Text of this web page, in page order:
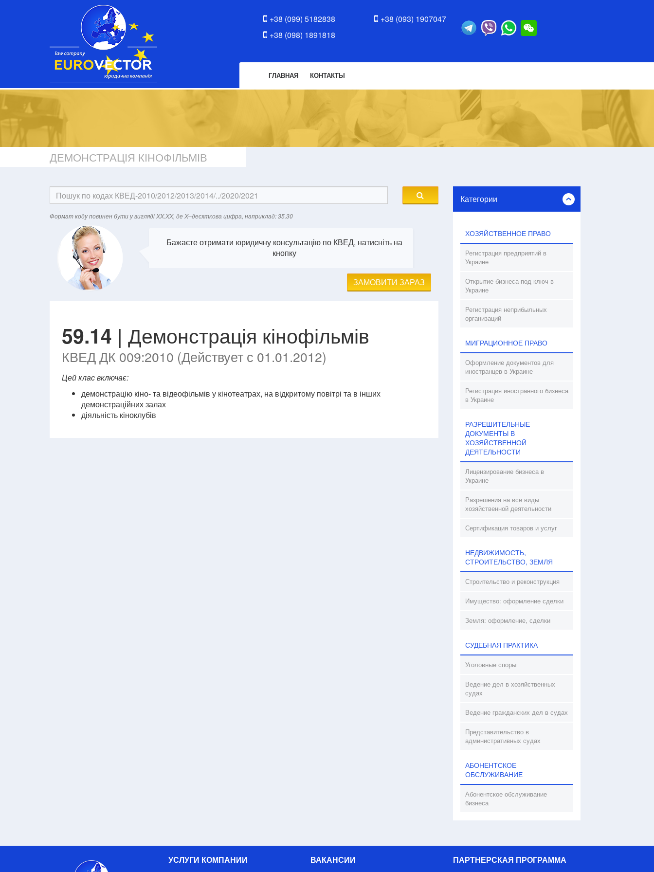
+38 (099) 5182838
+38 (098) 1891818
+38 (093) 1907047
ГЛАВНАЯ КОНТАКТЫ
ДЕМОНСТРАЦІЯ КІНОФІЛЬМІВ
Формат кодy повинен бути у вигляді XX.XX, де X–десяткова цифра, наприклад: 35.30
Бажаєте отримати юридичну консультацію по КВЕД, натисніть на
кнопку
ЗАМОВИТИ ЗАРАЗ
59.14 | Демонстрація кінофільмів
КВЕД ДК 009:2010 (Действует с 01.01.2012)
Цей клас включає:
демонстрацію кіно- та відеофільмів у кінотеатрах, на відкритому повітрі та в інших
демонстраційних залах
діяльність кіноклубів
Категории
ХОЗЯЙСТВЕННОЕ ПРАВО
Регистрация предприятий в
Украине
Открытие бизнеса под ключ в
Украине
Регистрация неприбыльных
организаций
МИГРАЦИОННОЕ ПРАВО
Оформление документов для
иностранцев в Украине
Регистрация иностранного бизнеса
в Украине
РАЗРЕШИТЕЛЬНЫЕ
ДОКУМЕНТЫ В
ХОЗЯЙСТВЕННОЙ
ДЕЯТЕЛЬНОСТИ
Лицензирование бизнеса в
Украине
Разрешения на все виды
хозяйственной деятельности
Сертификация товаров и услуг
НЕДВИЖИМОСТЬ,
СТРОИТЕЛЬСТВО, ЗЕМЛЯ
Строительство и реконструкция
Имущество: оформление сделки
Земля: оформление, сделки
СУДЕБНАЯ ПРАКТИКА
Уголовные споры
Ведение дел в хозяйственных
судах
Ведение гражданских дел в судах
Представительство в
административных судах
АБОНЕНТСКОЕ
ОБСЛУЖИВАНИЕ
Абонентское обслуживание
бизнеса
УСЛУГИ КОМПАНИИ ВАКАНСИИ ПАРТНЕРСКАЯ ПРОГРАММА